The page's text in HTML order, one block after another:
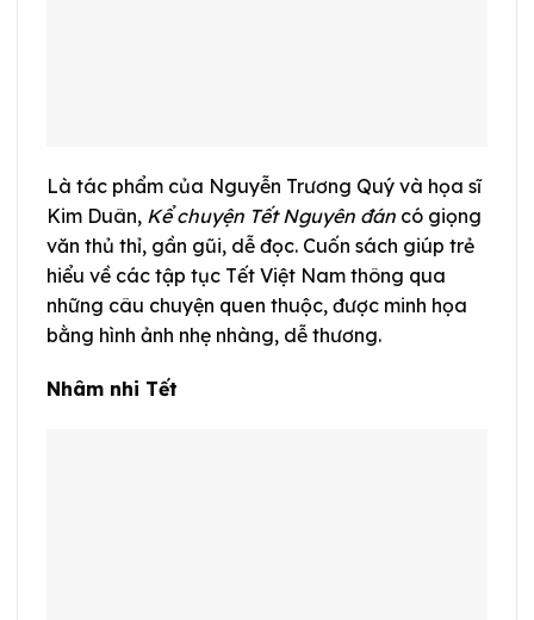
Là tác phẩm của Nguyễn Trương Quý và họa sĩ
Kim Duân, Kể chuyện Tết Nguyên đán có giọng
văn thủ thỉ, gần gũi, dễ đọc. Cuốn sách giúp trẻ
hiểu về các tập tục Tết Việt Nam thông qua
những câu chuyện quen thuộc, được minh họa
bằng hình ảnh nhẹ nhàng, dễ thương.
Nhâm nhi Tết